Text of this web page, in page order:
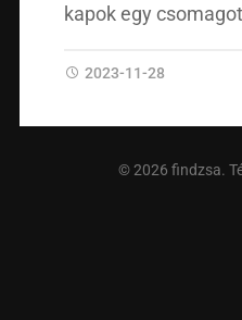
kapok egy
2023-11-28
© 2026 findzsa.